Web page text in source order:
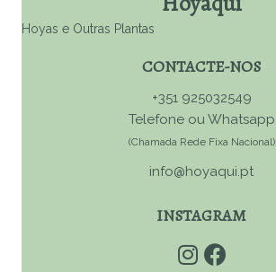
Hoyas e Outras Plantas
CONTACTE-NOS
+351 925032549
Telefone ou Whatsapp
(Chamada Rede Fixa Nacional)
info@hoyaqui.pt
INSTAGRAM